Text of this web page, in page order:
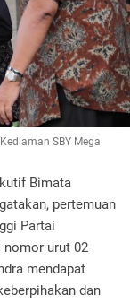
SBY Mega
Bimata
pertemuan
Partai
nomor urut 02
mendapat
dan